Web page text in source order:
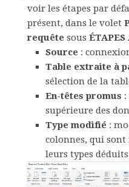
voir les étapes par
présent, dans le volet
requête sous ÉTAPES
Source :
Table extraite à
sélection de la
En-têtes promus
supérieure des
Type modifié :
colonnes, qui
leurs types